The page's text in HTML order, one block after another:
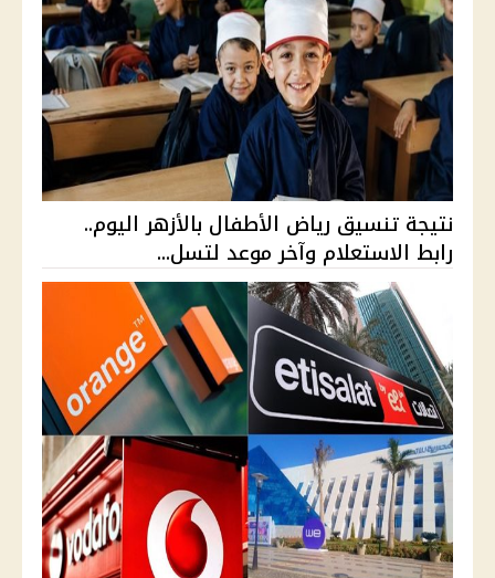
نتيجة تنسيق رياض الأطفال بالأزهر اليوم..
رابط الاستعلام وآخر موعد لتسل...